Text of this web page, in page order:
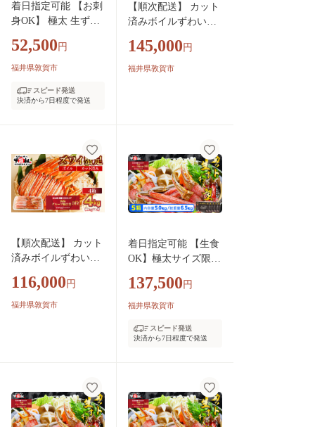
着日指定可能 【お刺
身OK】 極太 生ずわ
ョン (殻剥き) 総重量
1.5kg / 解凍後1.2kg
蟹 ずわいがに ズワ
ーション 脚だけ 生
生食 刺身 しゃぶし
ゃぶ カニしゃぶ お
中元 お歳暮 ギフト
贈り物 プレゼント】
52,500 円
福井県敦賀市
スピード発送
決済から7日程度で発送
【順次配送】 カット
済みボイルずわい足1
カニ 魚介類 魚貝類】
[024-b527‐(20)]
145,000 円
福井県敦賀市
【順次配送】 カット
済みボイルずわい足1
カニ 魚介類 魚貝
類】[024-b427‐(20)]
116,000 円
福井県敦賀市
着日指定可能 【生食
OK】極太サイズ限
蟹（高級品/黒箱）内
容量1000g/総重量130
かに カニ 蟹 ズワイ
カニ鍋 鍋 むき身 お
中元 お歳暮 ギフト
贈り物 プレゼント】
137,500 円
福井県敦賀市
スピード発送
決済から7日程度で発送